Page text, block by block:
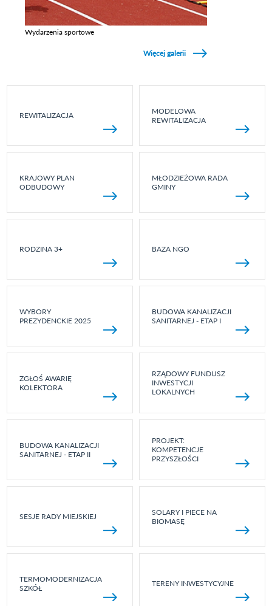
Wydarzenia sportowe
Więcej galerii
REWITALIZACJA
MODELOWA
REWITALIZACJA
KRAJOWY PLAN
ODBUDOWY
MŁODZIEŻOWA RADA
GMINY
RODZINA 3+ BAZA NGO
WYBORY
PREZYDENCKIE 2025
BUDOWA KANALIZACJI
SANITARNEJ - ETAP I
ZGŁOŚ AWARIĘ
KOLEKTORA
RZĄDOWY FUNDUSZ
INWESTYCJI
LOKALNYCH
BUDOWA KANALIZACJI
SANITARNEJ - ETAP II
PROJEKT:
KOMPETENCJE
PRZYSZŁOŚCI
SESJE RADY MIEJSKIEJ
SOLARY I PIECE NA
BIOMASĘ
TERMOMODERNIZACJA
SZKÓŁ
TERENY INWESTYCYJNE